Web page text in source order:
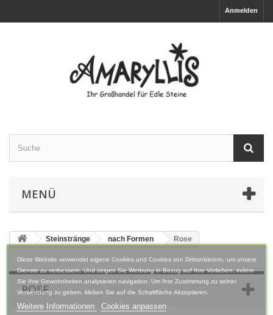
Anmelden
MENÜ
Steinstränge nach Formen Rose
ROSE
Diese Website verwendet eigene Cookies und Cookies von Drittanbietern, um unsere
Dienste zu verbessern. Und zeigen Sie Werbung in Bezug auf Ihre Vorlieben, indem
Sie Ihre Gewohnheiten analysieren navigation. Um Ihre Zustimmung zu seiner
Verwendung zu geben, klicken Sie auf die Schaltfläche Akzeptieren.
Weitere Informationen Cookies anpassen